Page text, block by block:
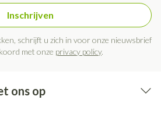
Inschrijven
schrijft u zich in voor onze nieuwsbrief
met onze privacy policy.
ons op